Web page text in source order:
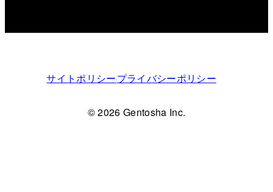
サイトポリシープライバシーポリシー
© 2026 Gentosha Inc.